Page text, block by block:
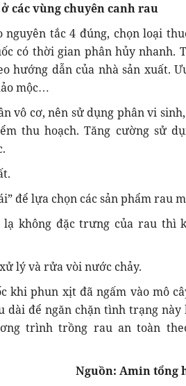
các vùng chuyên canh rau
tắc 4 đúng, chọn loại
có thời gian phân hủy nhanh.
hướng dẫn của nhà sản xuất.
mộc…
vô cơ, nên sử dụng phân vi
thu hoạch. Tăng cường sử
để lựa chọn các sản phẩm rau
không đặc trưng của rau thì
lý và rửa vòi nước chảy.
phun xịt đã ngấm vào mô
để ngăn chặn tình trạng này
trình trồng rau an toàn
Nguồn: Amin tổng